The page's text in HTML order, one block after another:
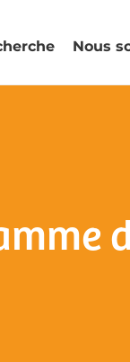
Nous